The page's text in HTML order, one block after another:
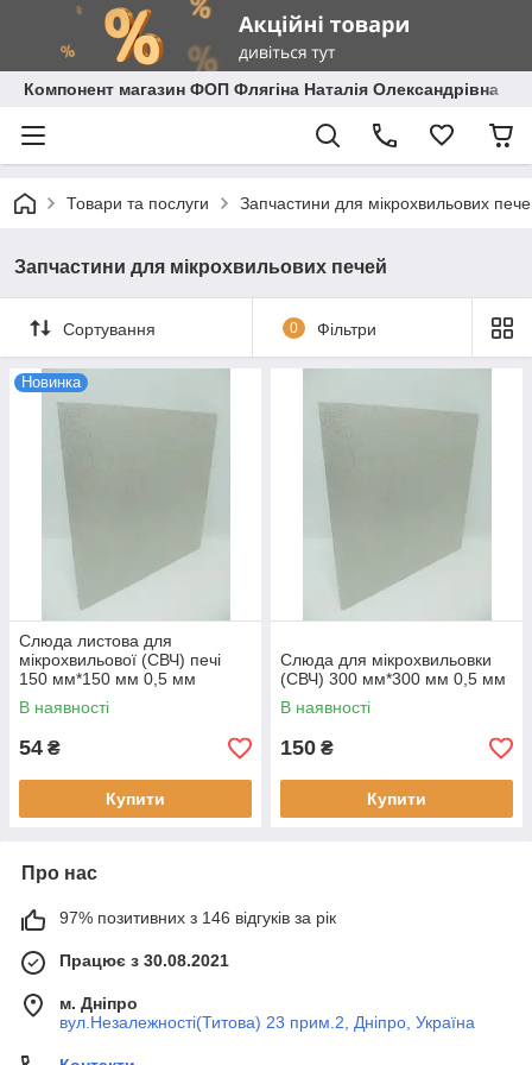
Компонент магазин ФОП Флягіна Наталія Олександрівна
Товари та послуги Запчастини для мікрохвильових
Запчастини для мікрохвильових печей
Сортування 0 Фільтри
Новинка
Слюда листова для
мікрохвильової (СВЧ) печі
150 мм*150 мм 0,5 мм
В наявності
54 ₴
Купити
Слюда для мікрохвильовки
(СВЧ) 300 мм*300 мм 0,5 мм
В наявності
150 ₴
Купити
Про нас
97% позитивних з 146 відгуків за рік
Працює з 30.08.2021
м. Дніпро
вул.Незалежності(Титова) 23 прим.2, Дніпро, Україна